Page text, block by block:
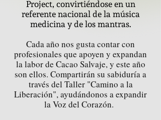
Project, convirtiéndose en un
referente nacional de la música
medicina y de los mantras.
Cada año nos gusta contar con
profesionales que apoyen y expandan
la labor de Cacao Salvaje, y este año
son ellos. Compartirán su sabiduría a
través del Taller "Camino a la
Liberación", ayudándonos a expandir
la Voz del Corazón.